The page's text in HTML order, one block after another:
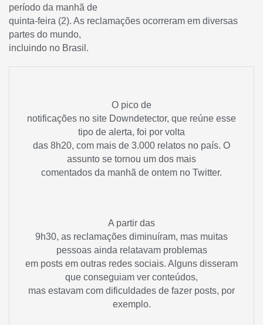
período da manhã de
quinta-feira (2). As reclamações ocorreram em diversas
partes do mundo,
incluindo no Brasil.
O pico de
notificações no site Downdetector, que reúne esse
tipo de alerta, foi por volta
das 8h20, com mais de 3.000 relatos no país. O
assunto se tornou um dos mais
comentados da manhã de ontem no Twitter.
A partir das
9h30, as reclamações diminuíram, mas muitas
pessoas ainda relatavam problemas
em posts em outras redes sociais. Alguns disseram
que conseguiam ver conteúdos,
mas estavam com dificuldades de fazer posts, por
exemplo.